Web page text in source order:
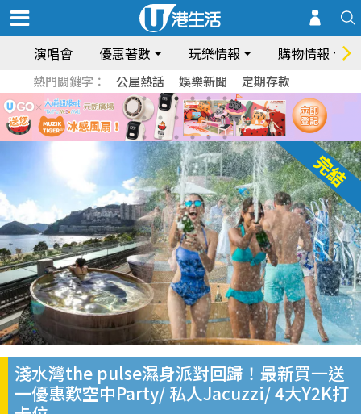
演唱會 優惠著數 玩樂情報 購物情報
熱門關鍵字： 公屋熱話 娛樂新聞 定期存款
淺水灣the pulse濕身派對回歸！最新買一送
一優惠歎空中Party/ 私人Jacuzzi/ 4大Y2K打